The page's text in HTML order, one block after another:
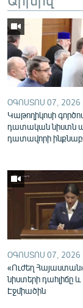
English
Русский
ՀԵՏԵՎԵՔ ՄԵԶ
ՕԳՈՍՏՈՍ 07, 2026
Կաթողիկոսի
դատական նիստն
դատավորի
ՕԳՈՍՏՈՍ 07, 2026
«Ուժեղ
նիստերի դահլիճը և
Էջմիածին